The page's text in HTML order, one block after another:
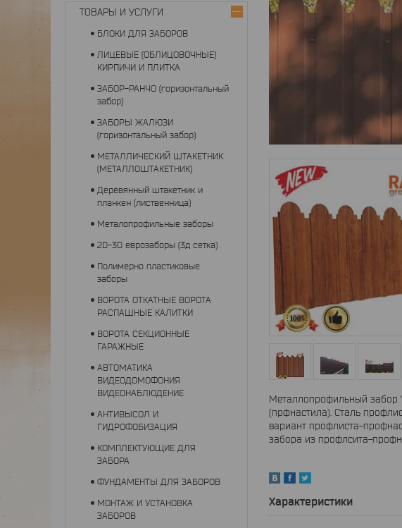
Металлопрофильный забор
(прфнастила). Сталь
вариант профлиста-
забора из профлсита-
Характеристики
ТОВАРЫ И УСЛУГИ
БЛОКИ ДЛЯ ЗАБОРОВ
ЛИЦЕВЫЕ (ОБЛИЦОВОЧНЫЕ)
КИРПИЧИ И ПЛИТКА
ЗАБОР-РАНЧО (горизонтальный
забор)
ЗАБОРЫ ЖАЛЮЗИ
(горизонтальный забор)
МЕТАЛЛИЧЕСКИЙ ШТАКЕТНИК
(МЕТАЛЛОШТАКЕТНИК)
Деревянный штакетник и
планкен (лиственница)
Металопрофильные заборы
2D-3D еврозаборы (3д сетка)
Полимерно пластиковые
заборы
ВОРОТА ОТКАТНЫЕ ВОРОТА
РАСПАШНЫЕ КАЛИТКИ
ВОРОТА СЕКЦИОННЫЕ
ГАРАЖНЫЕ
АВТОМАТИКА
ВИДЕОДОМОФОНИЯ
ВИДЕОНАБЛЮДЕНИЕ
АНТИВЫСОЛ И
ГИДРОФОБИЗАЦИЯ
КОМПЛЕКТУЮЩИЕ ДЛЯ
ЗАБОРА
ФУНДАМЕНТЫ ДЛЯ ЗАБОРОВ
МОНТАЖ И УСТАНОВКА
ЗАБОРОВ